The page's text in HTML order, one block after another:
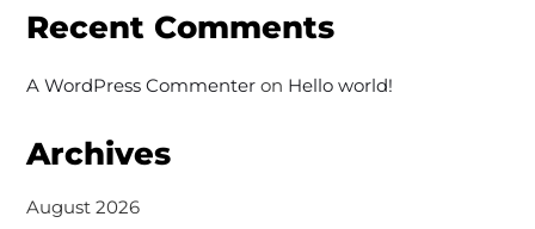
Recent Comments
A WordPress Commenteron Hello world!
Archives
August 2026